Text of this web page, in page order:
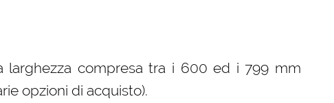
larghezza compresa tra i 600 ed i 799 mm
opzioni di acquisto).